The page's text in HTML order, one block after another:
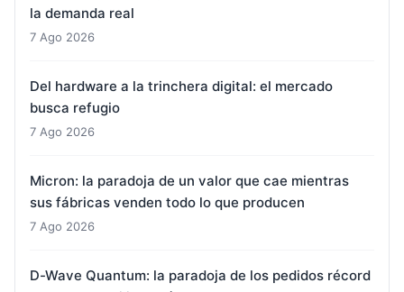
la demanda real
7 Ago 2026
Del hardware a la trinchera digital: el mercado
busca refugio
7 Ago 2026
Micron: la paradoja de un valor que cae mientras
sus fábricas venden todo lo que producen
7 Ago 2026
D-Wave Quantum: la paradoja de los pedidos récord